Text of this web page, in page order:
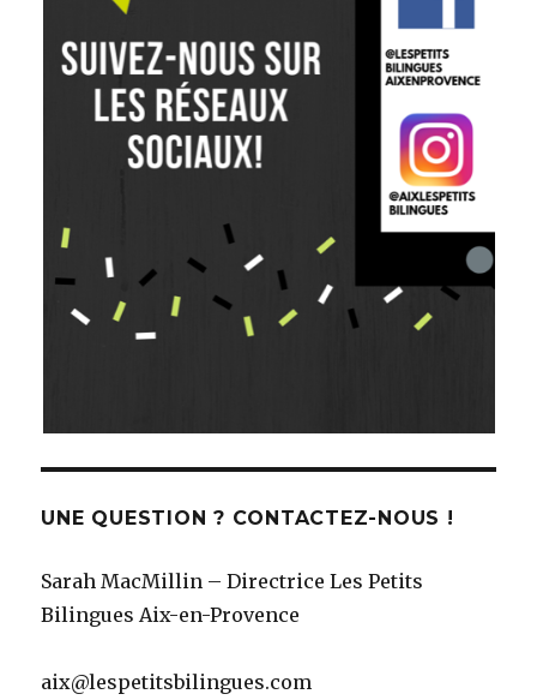
UNE QUESTION ? CONTACTEZ-NOUS !
Sarah MacMillin – Directrice Les Petits
Bilingues Aix-en-Provence
aix@lespetitsbilingues.com